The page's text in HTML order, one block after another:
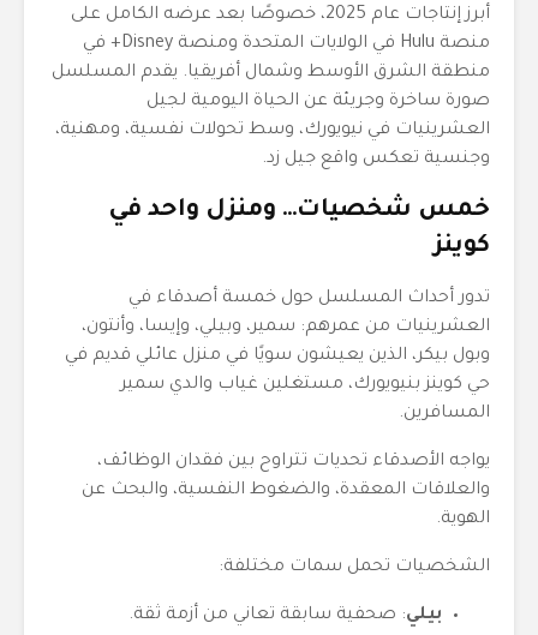
أبرز إنتاجات عام 2025، خصوصًا بعد عرضه الكامل على
منصة Hulu في الولايات المتحدة ومنصة Disney+ في
منطقة الشرق الأوسط وشمال أفريقيا. يقدم المسلسل
صورة ساخرة وجريئة عن الحياة اليومية لجيل
العشرينيات في نيويورك، وسط تحولات نفسية، ومهنية،
وجنسية تعكس واقع جيل زد.
خمس شخصيات… ومنزل واحد في
كوينز
تدور أحداث المسلسل حول خمسة أصدقاء في
العشرينيات من عمرهم: سمير، وبيلي، وإيسا، وأنتون،
وبول بيكر، الذين يعيشون سويًا في منزل عائلي قديم في
حي كوينز بنيويورك، مستغلين غياب والدي سمير
المسافرين.
يواجه الأصدقاء تحديات تتراوح بين فقدان الوظائف،
والعلاقات المعقدة، والضغوط النفسية، والبحث عن
الهوية.
الشخصيات تحمل سمات مختلفة:
بيلي: صحفية سابقة تعاني من أزمة ثقة.